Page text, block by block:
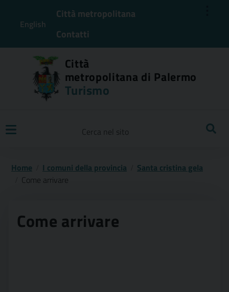
English
Città metropolitana
Contatti
Città
metropolitana di Palermo
Turismo
Home I comuni della provincia
Santa cristina gela
Come arrivare
Come arrivare